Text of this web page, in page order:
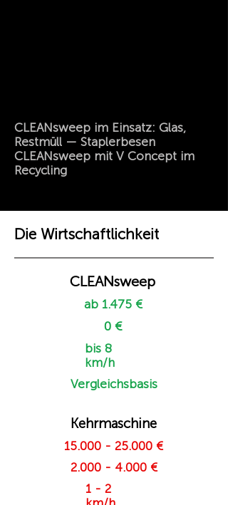
CLEANsweep im Einsatz: Glas,
Restmüll — Staplerbesen
CLEANsweep mit V Concept im
Recycling
Die Wirtschaftlichkeit
CLEANsweep
ab 1.475 €
0 €
bis 8
km/h
Vergleichsbasis
Kehrmaschine
15.000 - 25.000 €
2.000 - 4.000 €
1 - 2